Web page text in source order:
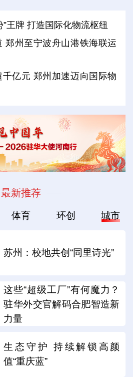
王牌 打造国际化物流枢纽
郑州至宁波舟山港铁海联运
亿元 郑州加速迈向国际物
最新推荐
体育 环创 城市
苏州：校地共创“同里诗光”
这些“超级工厂”有何魔力？
驻华外交官解码合肥智造新
力量
生态守护 持续解锁高颜
值“重庆蓝”